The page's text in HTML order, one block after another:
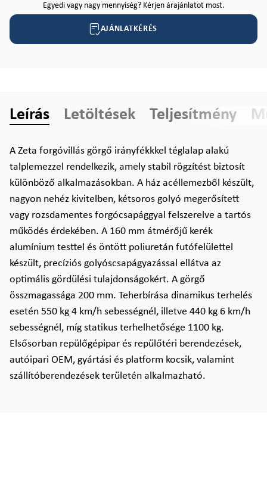
Egyedi vagy nagy mennyiség? Kérjen árajánlatot most.
AJÁNLATKÉRÉS
Leírás Letöltések Teljesítmény
A Zeta forgóvillás görgő irányfékkkel téglalap alakú
talplemezzel rendelkezik, amely stabil rögzítést biztosít
különböző alkalmazásokban. A ház acéllemezből készült,
nagyon nehéz kivitelben, kétsoros golyó megerősített
vagy rozsdamentes forgócsapággyal felszerelve a tartós
működés érdekében. A 160 mm átmérőjű kerék
alumínium testtel és öntött poliuretán futófelülettel
készült, precíziós golyóscsapágyazással ellátva az
optimális gördülési tulajdonságokért. A görgő
összmagassága 200 mm. Teherbírása dinamikus terhelés
esetén 550 kg 4 km/h sebességnél, illetve 440 kg 6 km/h
sebességnél, míg statikus terhelhetősége 1100 kg.
Elsősorban repülőgépipar és repülőtéri berendezések,
autóipari OEM, gyártási és platform kocsik, valamint
szállítóberendezések területén alkalmazható.